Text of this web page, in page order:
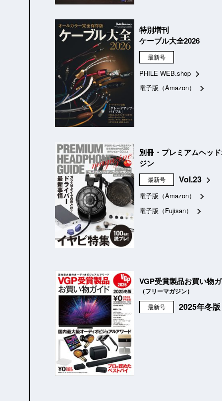
特別増刊
ケーブル大全2026
最新号
PHILE WEB.shop
電子版（Amazon）
別冊・プレミアムヘッ
ジン
最新号 Vol.23
電子版（Amazon）
電子版（Fujisan）
VGP受賞製品お買い物
（フリーマガジン）
最新号 2025年冬